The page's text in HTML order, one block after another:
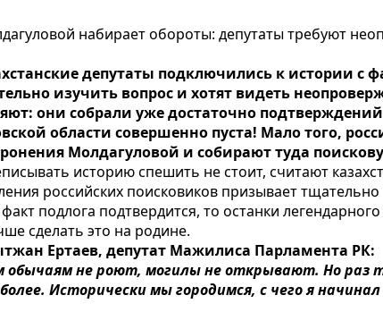
набирает обороты: депутаты требуют
депутаты подключились к истории
изучить вопрос и хотят видеть
они собрали уже достаточно
области совершенно пуста! Мало того,
Молдагуловой и собирают туда
историю спешить не стоит, считают
российских поисковиков призывает
подлога подтвердится, то останки
сделать это на родине.
Ертаев, депутат Мажилиса Парламента РК:
обычаям не роют, могилы не открывают. Но раз
Исторически мы городимся, с чего я